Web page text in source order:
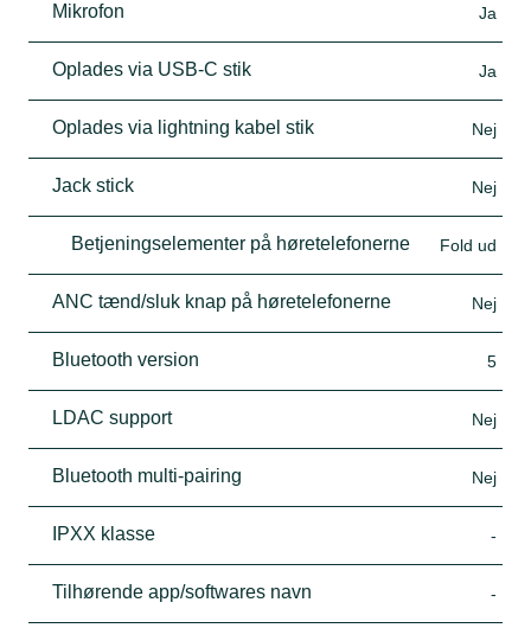
Mikrofon Ja
Oplades via USB-C stik Ja
Oplades via lightning kabel stik Nej
Jack stick Nej
Betjeningselementer på høretelefonerne Fold ud
ANC tænd/sluk knap på høretelefonerne Nej
Bluetooth version 5
LDAC support Nej
Bluetooth multi-pairing Nej
IPXX klasse -
Tilhørende app/softwares navn -